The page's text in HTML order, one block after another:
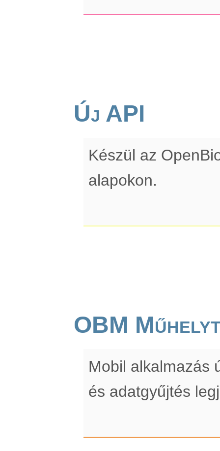
Új API
Készül az
alapokon.
OBM
Mobil alkalmazás
és adatgyűjtés